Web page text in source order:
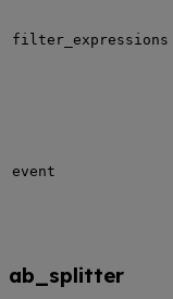
filter_expressions
event
ab_splitter